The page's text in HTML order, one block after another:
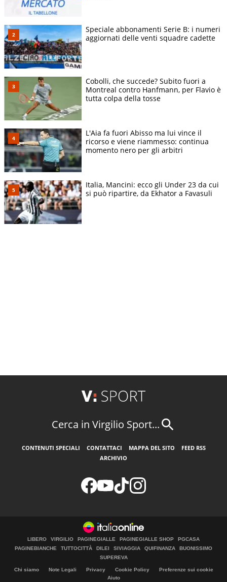
Speciale abbonamenti Serie B: i numeri
aggiornati delle venti squadre cadette
Cobolli, che succede? Subito fuori a
Montreal contro Hanfmann, per Flavio è
tutta colpa della tosse
L'Aia fa fuori Abisso ma lui vince il
ricorso e viene riammesso: continua
momento nero per gli arbitri
Italia, Mancini: ecco gli Under 23 da cui
si può ripartire, da Ekhator a Favasuli
Cerca in Virgilio Sport...
CONTENUTI SPECIALI CONTATTACI MAPPA DEL SITO
FEED RSS
ARCHIVIO
LIBERO VIRGILIO PAGINEGIALLE PAGINEGIALLE SHOP
PGCASA
PAGINEBIANCHE
TUTTOCITTÀ DILEI SIVIAGGIA QUIFINANZA
BUONISSIMO
SUPEREVA
Chi siamo Note Legali Privacy Cookie Policy
Preferenze sui cookie
Aiuto